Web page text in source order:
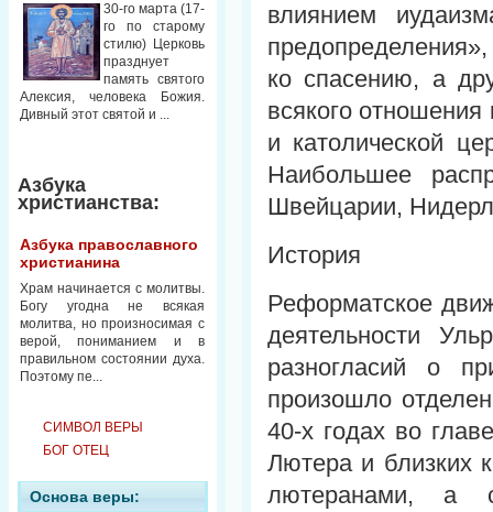
30-го марта (17-
го по старому
стилю) Церковь
празднует
память святого
Алексия, человека Божия.
Дивный этот святой и ...
Азбука
христианства:
Азбука православного
христианина
Храм начинается с молитвы.
Богу угодна не всякая
молитва, но произносимая с
верой, пониманием и в
правильном состоянии духа.
Поэтому пе...
СИМВОЛ ВЕРЫ
БОГ ОТЕЦ
Основа веры:
влиянием
ко спасению, а
всякого
и католической
Наибольшее
Швейцарии,
История
Реформатское
деятельности
разногласий о
произошло
40-х годах во
Лютера и близких
лютеранами, а